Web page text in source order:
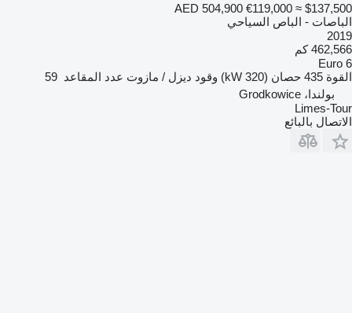
AED 504,900 €119,000 ≈ $137,500
الباصات - الباص السياحي
2019
462,566 كم
Euro 6
القوة 435 حصان (320 kW) وقود ديزل / مازوت عدد المقاعد 59
بولندا، Grodkowice
Limes-Tour
الاتصال بالبائع